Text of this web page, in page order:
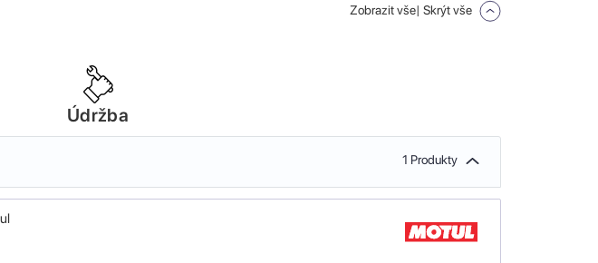
Zobrazit vše| Skrýt vše
Údržba
1 Produkty